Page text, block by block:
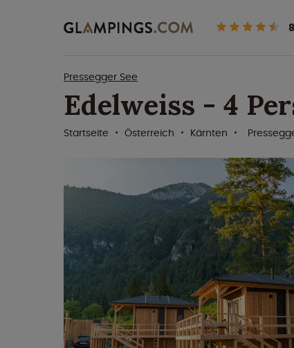
Pressegger See
Edelweiss - 4
Startseite
Österreich Kärnten